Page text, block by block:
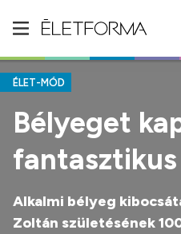
ÉLET-MÓD
Bélyeget
Alkalmi bélyeg
Zoltán születésének